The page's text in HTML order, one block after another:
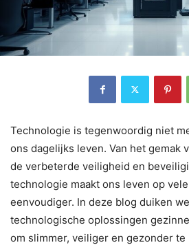
Technologie is tegenwoordig niet
ons dagelijks leven. Van het gemak
de verbeterde veiligheid en
technologie maakt ons leven op
eenvoudiger. In deze blog duiken
technologische oplossingen
om slimmer, veiliger en gezonder te